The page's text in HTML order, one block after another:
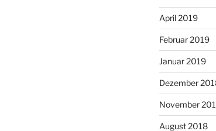
April 2019
Februar 2019
Januar 2019
Dezember
November
August 2018